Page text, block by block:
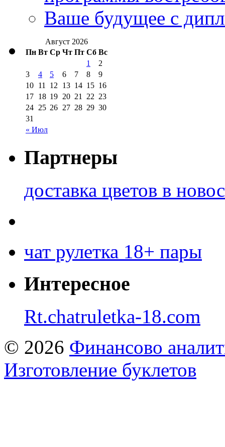
Ваше будущее с
Август 2026
Пн Вт Ср Чт Пт Сб Вс
« Июл
1
2
3
4 5 6 7 8
9
10 11 12 13 14 15 16
17 18 19 20 21 22 23
24 25 26 27 28 29 30
31
Партнеры
доставка цветов в
чат рулетка 18+ пары
Интересное
Rt.chatruletka-18.com
© 2026 Финансово
Изготовление буклетов